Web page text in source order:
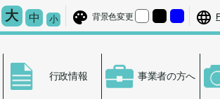
大文字を大きくする
中 文字の大きさをもとの大きさに戻す
小文字を小さくする
背景色変更 背景色の変更：白
背景色の変
背景色の
行政情報 事業者の方へ